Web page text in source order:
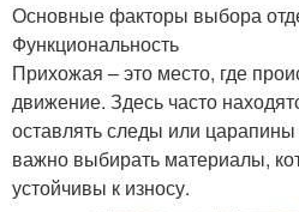
Основные факторы выбора
Функциональность
Прихожая – это место, где
движение. Здесь часто
оставлять следы или
важно выбирать материалы,
устойчивы к износу.